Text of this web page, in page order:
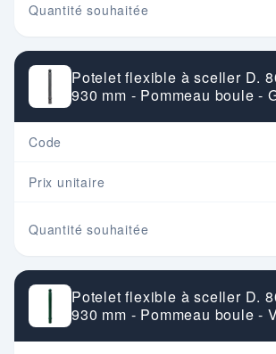
Quantité souhaitée
Potelet flexible à sceller D.
930 mm - Pommeau boule -
Code
Prix unitaire
Quantité souhaitée
Potelet flexible à sceller D.
930 mm - Pommeau boule -